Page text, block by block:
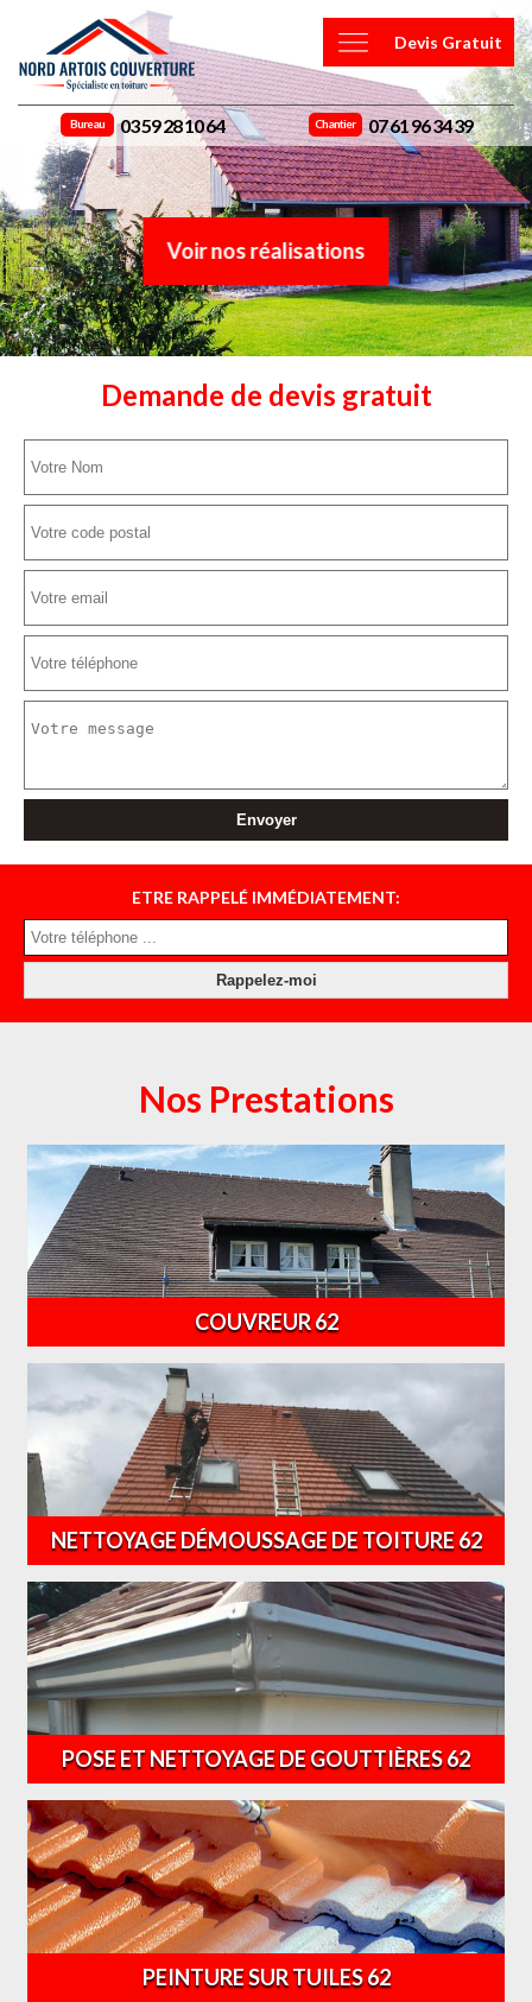
Devis Gratuit
Bureau 03 59 28 10 64 Chantier 07 61 96 34 39
Voir nos réalisations
Demande de devis gratuit
ETRE RAPPELÉ IMMÉDIATEMENT:
Nos Prestations
COUVREUR 62
NETTOYAGE DÉMOUSSAGE DE TOITURE 62
POSE ET NETTOYAGE DE GOUTTIÈRES 62
PEINTURE SUR TUILES 62